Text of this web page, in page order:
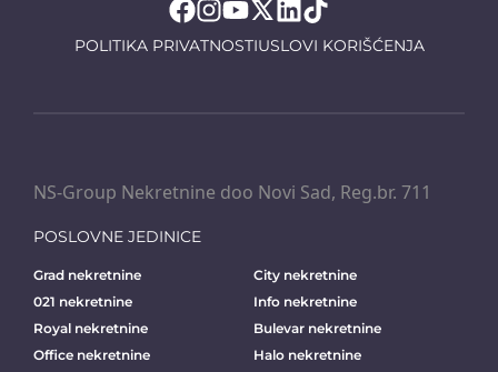
POLITIKA PRIVATNOSTIUSLOVI KORIŠĆENJA
NS-Group Nekretnine doo Novi Sad, Reg.br. 711
POSLOVNE JEDINICE
Grad nekretnine
City nekretnine
021 nekretnine
Info nekretnine
Royal nekretnine
Bulevar nekretnine
Office nekretnine
Halo nekretnine